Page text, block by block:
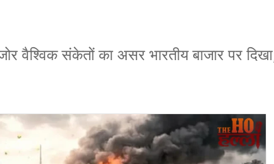
वैश्विक संकेतों का असर भारतीय बाजार पर